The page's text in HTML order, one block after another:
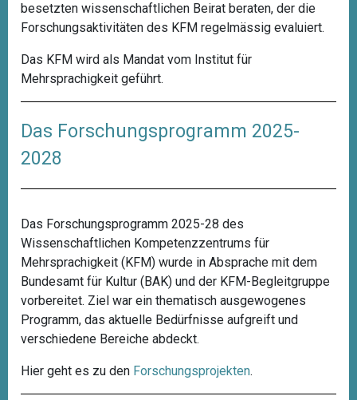
besetzten wissenschaftlichen Beirat beraten, der die
Forschungsaktivitäten des KFM regelmässig evaluiert.
Das KFM wird als Mandat vom Institut für
Mehrsprachigkeit geführt.
Das Forschungsprogramm 2025-
2028
Das Forschungsprogramm 2025-28 des
Wissenschaftlichen Kompetenzzentrums für
Mehrsprachigkeit (KFM) wurde in Absprache mit dem
Bundesamt für Kultur (BAK) und der KFM-Begleitgruppe
vorbereitet. Ziel war ein thematisch ausgewogenes
Programm, das aktuelle Bedürfnisse aufgreift und
verschiedene Bereiche abdeckt.
Hier geht es zu den Forschungsprojekten.